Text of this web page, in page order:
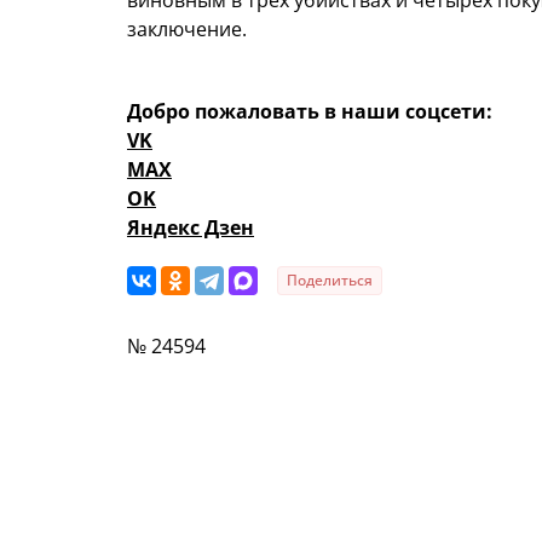
заключение.
Добро пожаловать в наши соцсети:
VK
MAX
OK
Яндекс Дзен
Поделиться
№ 24594